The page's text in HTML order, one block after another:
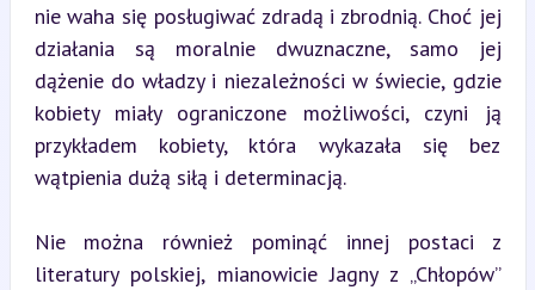
nie waha się posługiwać zdradą i zbrodnią. Choć jej
działania są moralnie dwuznaczne, samo jej
dążenie do władzy i niezależności w świecie, gdzie
kobiety miały ograniczone możliwości, czyni ją
przykładem kobiety, która wykazała się bez
wątpienia dużą siłą i determinacją.
Nie można również pominąć innej postaci z
literatury polskiej, mianowicie Jagny z „Chłopów”